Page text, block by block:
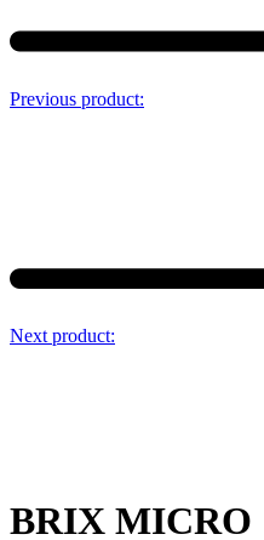
Previous product:
Next product:
BRIX MICRO